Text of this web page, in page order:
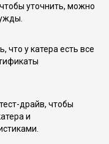
уточнить, можно
что у катера есть все
драйв, чтобы
и